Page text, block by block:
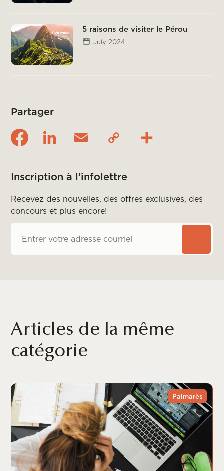
5 raisons de visiter le Pérou
July 2024
Partager
Inscription à l’infolettre
Recevez des nouvelles, des offres exclusives, des
concours et plus encore!
Articles de la même
catégorie
Palmarès